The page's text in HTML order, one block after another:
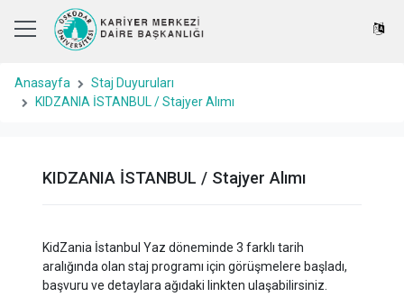
Anasayfa
Staj Duyuruları
KIDZANIA İSTANBUL / Stajyer Alımı
KIDZANIA İSTANBUL / Stajyer Alımı
KidZania İstanbul Yaz döneminde 3 farklı tarih
aralığında olan staj programı için görüşmelere başladı,
başvuru ve detaylara ağıdaki linkten ulaşabilirsiniz.